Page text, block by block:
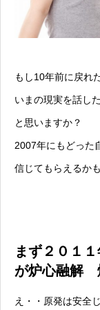
もし10年前に戻れ
いまの現実を話し
と思いますか？
2007年にもどった
信じてもらえるか
まず２０１
が炉心融解
え・・原発は安全